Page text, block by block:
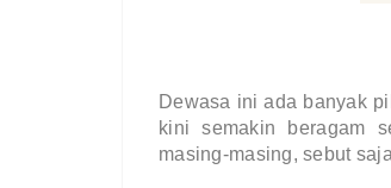
Dewasa ini ada banyak
kini semakin beragam
masing-masing, sebut